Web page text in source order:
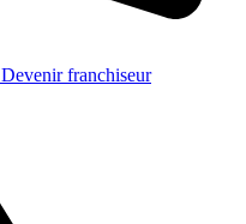
Devenir franchiseur